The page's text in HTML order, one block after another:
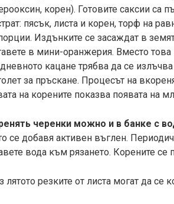
корен). Готовите саксии са
пясък, листа и корен, торф на
Издънките се засаждат в
в мини-оранжерия. Вместо
кацане трябва да се
за пръскане. Процесът на
на корените показва появата на
черенки можно и в банке с
се добавя активен въглен.
вода към рязането. Корените се
лятото резките от листа могат да се